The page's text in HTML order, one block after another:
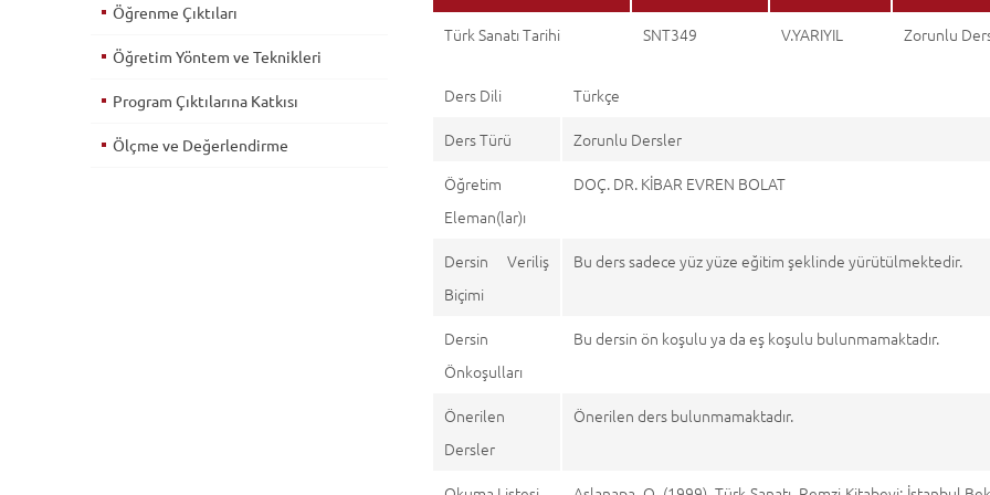
Türk Sanatı Tarihi SNT349 V.YARIYIL Zorunlu
Ders Dili
Türkçe
Ders Türü
Zorunlu Dersler
Öğretim
Eleman(lar)ı
DOÇ. DR. KİBAR EVREN BOLAT
Dersin Veriliş
Biçimi
Bu ders sadece yüz yüze eğitim şeklinde yürütülmektedir.
Dersin
Önkoşulları
Bu dersin ön koşulu ya da eş koşulu bulunmamaktadır.
Önerilen
Dersler
Önerilen ders bulunmamaktadır.
Öğrenme Çıktıları
Öğretim Yöntem ve Teknikleri
Program Çıktılarına Katkısı
Ölçme ve Değerlendirme